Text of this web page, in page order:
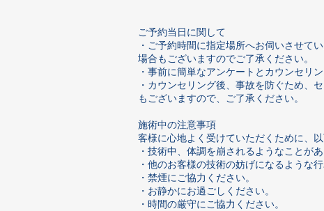
ご予約当日に関して
・ご予約時間に指定場所へお伺いさせて
場合もございますのでご了承ください。
・事前に簡単なアンケートとカウンセリ
・カウンセリング後、事故を防ぐため、
もございますので、ご了承ください。
施術中の注意事項
客様に心地よく受けていただくために、
・技術中、体調を崩されるようなことが
・他のお客様の技術の妨げになるような
・禁煙にご協力ください。
・お静かにお過ごしください。
・時間の厳守にご協力ください。